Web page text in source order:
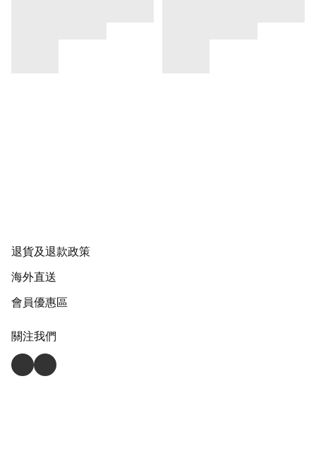
退貨及退款政策
海外直送
會員優惠區
關注我們